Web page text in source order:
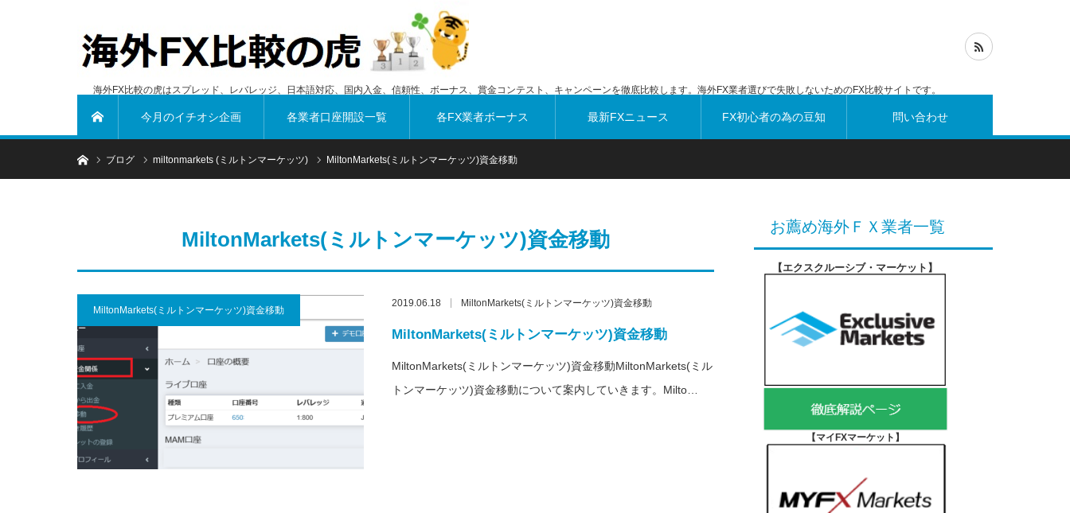
海外FX比較の虎はスプレッド、レバレッジ、日本語対応、国内入金、信頼性、ボーナス、賞金コンテスト、キャンペーンを徹底比較します。海外FX業者選びで失敗しないためのFX比較サイトです。
今月のイチオシ企画 各業者口座開設一覧 各FX業者ボーナス 最新FXニュース FX初心者の為の豆知 問い合わせ
ホームブログ miltonmarkets (ミルトンマーケッツ) MiltonMarkets(ミルトンマーケッツ)資金移動
MiltonMarkets(ミルトンマーケッツ)資金移動
MiltonMarkets(ミルトンマーケッツ)資金移動
2019.06.18 MiltonMarkets(ミルトンマーケッツ)資金移動
MiltonMarkets(ミルトンマーケッツ)資金移動
MiltonMarkets(ミルトンマーケッツ)資金移動MiltonMarkets(ミル
トンマーケッツ)資金移動について案内していきます。Milto…
お薦め海外ＦＸ業者一覧
【エクスクルーシブ・マーケット 】
【マイFXマーケット 】